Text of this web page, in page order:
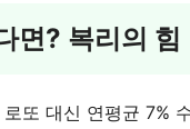
면? 복리의 힘
또 대신 연평균 7%